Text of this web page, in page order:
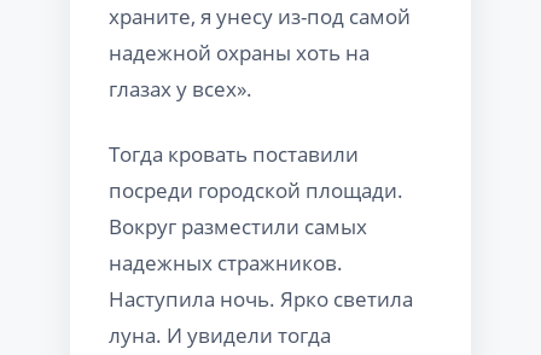
храните, я унесу из-под самой
надежной охраны хоть на
глазах у всех».
Тогда кровать поставили
посреди городской площади.
Вокруг разместили самых
надежных стражников.
Наступила ночь. Ярко светила
луна. И увидели тогда